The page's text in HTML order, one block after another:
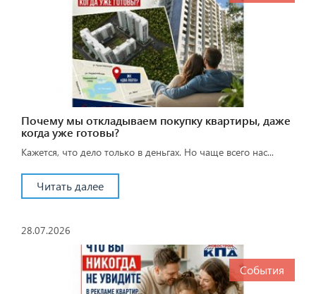
Почему мы откладываем покупку квартиры, даже
когда уже готовы?
Кажется, что дело только в деньгах. Но чаще всего нас...
Читать далее
28.07.2026
События